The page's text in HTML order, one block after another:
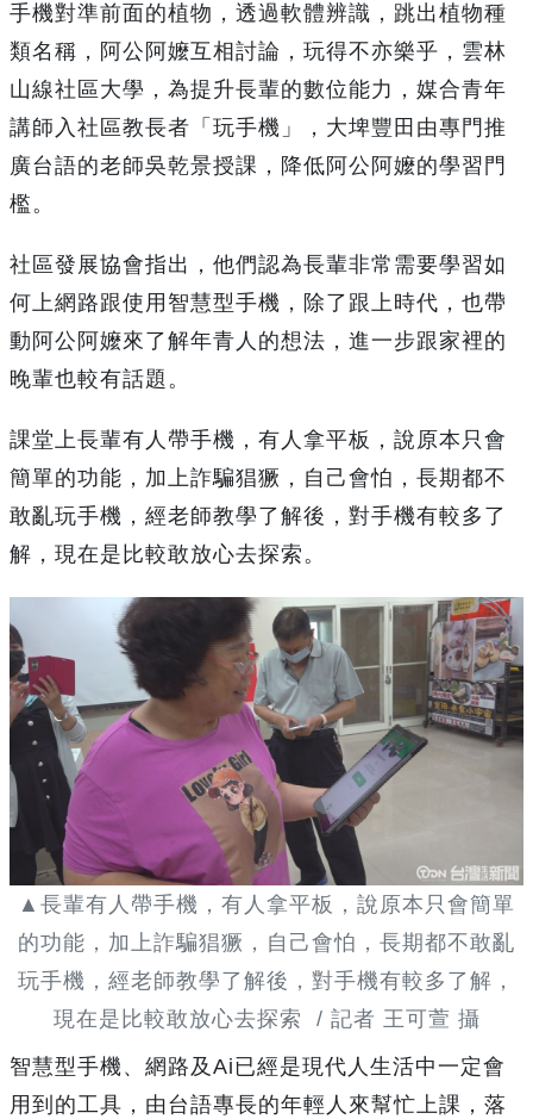
手機對準前面的植物，透過軟體辨識，跳出植物種
類名稱，阿公阿嬤互相討論，玩得不亦樂乎，雲林
山線社區大學，為提升長輩的數位能力，媒合青年
講師入社區教長者「玩手機」，大埤豐田由專門推
廣台語的老師吳乾景授課，降低阿公阿嬤的學習門
檻。
社區發展協會指出，他們認為長輩非常需要學習如
何上網路跟使用智慧型手機，除了跟上時代，也帶
動阿公阿嬤來了解年青人的想法，進一步跟家裡的
晚輩也較有話題。
課堂上長輩有人帶手機，有人拿平板，說原本只會
簡單的功能，加上詐騙猖獗，自己會怕，長期都不
敢亂玩手機，經老師教學了解後，對手機有較多了
解，現在是比較敢放心去探索。
▲長輩有人帶手機，有人拿平板，說原本只會簡單
的功能，加上詐騙猖獗，自己會怕，長期都不敢亂
玩手機，經老師教學了解後，對手機有較多了解，
現在是比較敢放心去探索 / 記者 王可萱 攝
智慧型手機、網路及Ai已經是現代人生活中一定會
用到的工具，由台語專長的年輕人來幫忙上課，落